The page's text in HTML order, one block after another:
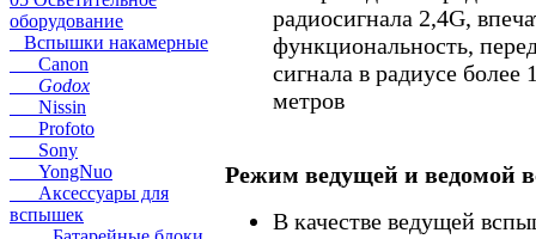
оборудование
Вспышки накамерные
Canon
Godox
Nissin
Profoto
Sony
YongNuo
Аксессуары для
вспышек
радиосигнала 2,4G,
функциональность,
сигнала в радиусе более
метров
Режим ведущей и ведомой
В качестве ведущей